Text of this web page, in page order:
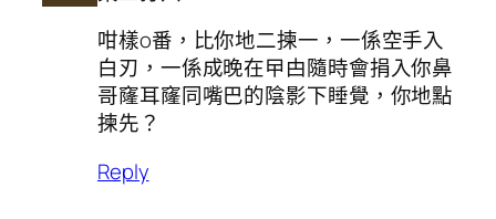
咁樣o番，比你地二揀一，一係空手入
白刃，一係成晚在曱甴隨時會捐入你鼻
哥窿耳窿同嘴巴的陰影下睡覺，你地點
揀先？
Reply